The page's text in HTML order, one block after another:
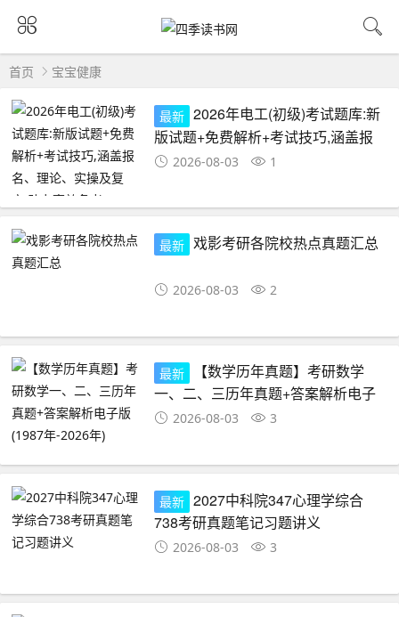
首页 宝宝健康
最新 2026年电工(初级)考试题库:新
版试题+免费解析+考试技巧,涵盖报
名、理论、实操及复审,助力高效备
2026-08-03 1
最新 戏影考研️各院校热点真题汇总
2026-08-03 2
最新
【数学历年真题】考研数学
一、二、三历年真题+答案解析电子
版(1987年-2026年)
2026-08-03 3
最新 2027中科院347心理学综合
738考研真题笔记习题讲义
2026-08-03 3